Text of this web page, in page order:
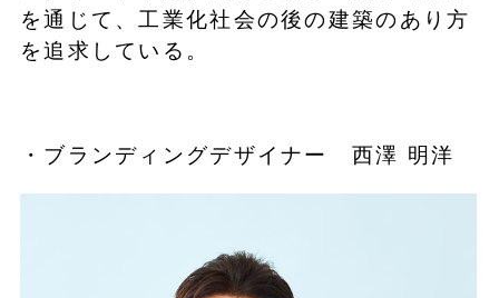
を通じて、工業化社会の後の建築のあり方
を追求している。
・ブランディングデザイナー 西澤 明洋